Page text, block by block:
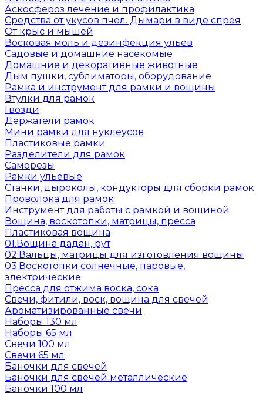
Аскосфероз лечение и профилактика
Средства от укусов пчел. Дымари в виде спрея
От крыс и мышей
Восковая моль и дезинфекция ульев
Садовые и домашние насекомые
Домашние и декоративные животные
Дым пушки, сублиматоры, оборудование
Рамка и инструмент для рамки и вощины
Втулки для рамок
Гвозди
Держатели рамок
Мини рамки для нуклеусов
Пластиковые рамки
Разделители для рамок
Саморезы
Рамки ульевые
Станки, дыроколы, кондукторы для сборки рамок
Проволока для рамок
Инструмент для работы с рамкой и вощиной
Вощина, воскотопки, матрицы, пресса
Пластиковая вощина
01.Вощина дадан, рут
02.Вальцы, матрицы для изготовления вощины
03.Воскотопки солнечные, паровые,
электрические
Пресса для отжима воска, сока
Свечи, фитили, воск, вощина для свечей
Ароматизированные свечи
Наборы 130 мл
Наборы 65 мл
Свечи 100 мл
Свечи 65 мл
Баночки для свечей
Баночки для свечей металлические
Баночки 100 мл